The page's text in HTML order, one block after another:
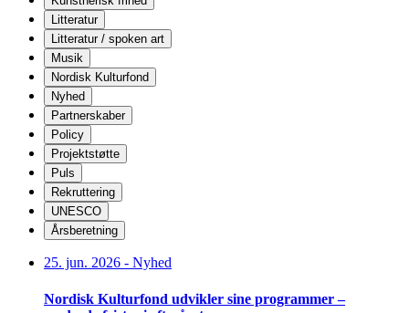
Litteratur
Litteratur / spoken art
Musik
Nordisk Kulturfond
Nyhed
Partnerskaber
Policy
Projektstøtte
Puls
Rekruttering
UNESCO
Årsberetning
25. jun. 2026 - Nyhed
Nordisk Kulturfond udvikler sine programmer –